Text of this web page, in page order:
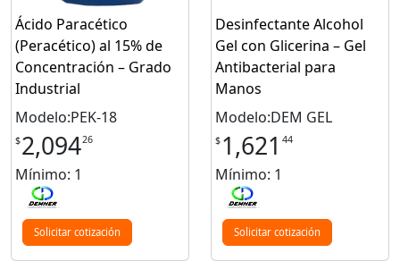
Ácido Paracético
(Peracético) al 15% de
Concentración – Grado
Industrial
Modelo:PEK-18
$2,09426
Mínimo: 1
Solicitar cotización
Desinfectante Alcohol
Gel con Glicerina – Gel
Antibacterial para
Manos
Modelo:DEM GEL
$ 1,621 44
Mínimo: 1
Solicitar cotización